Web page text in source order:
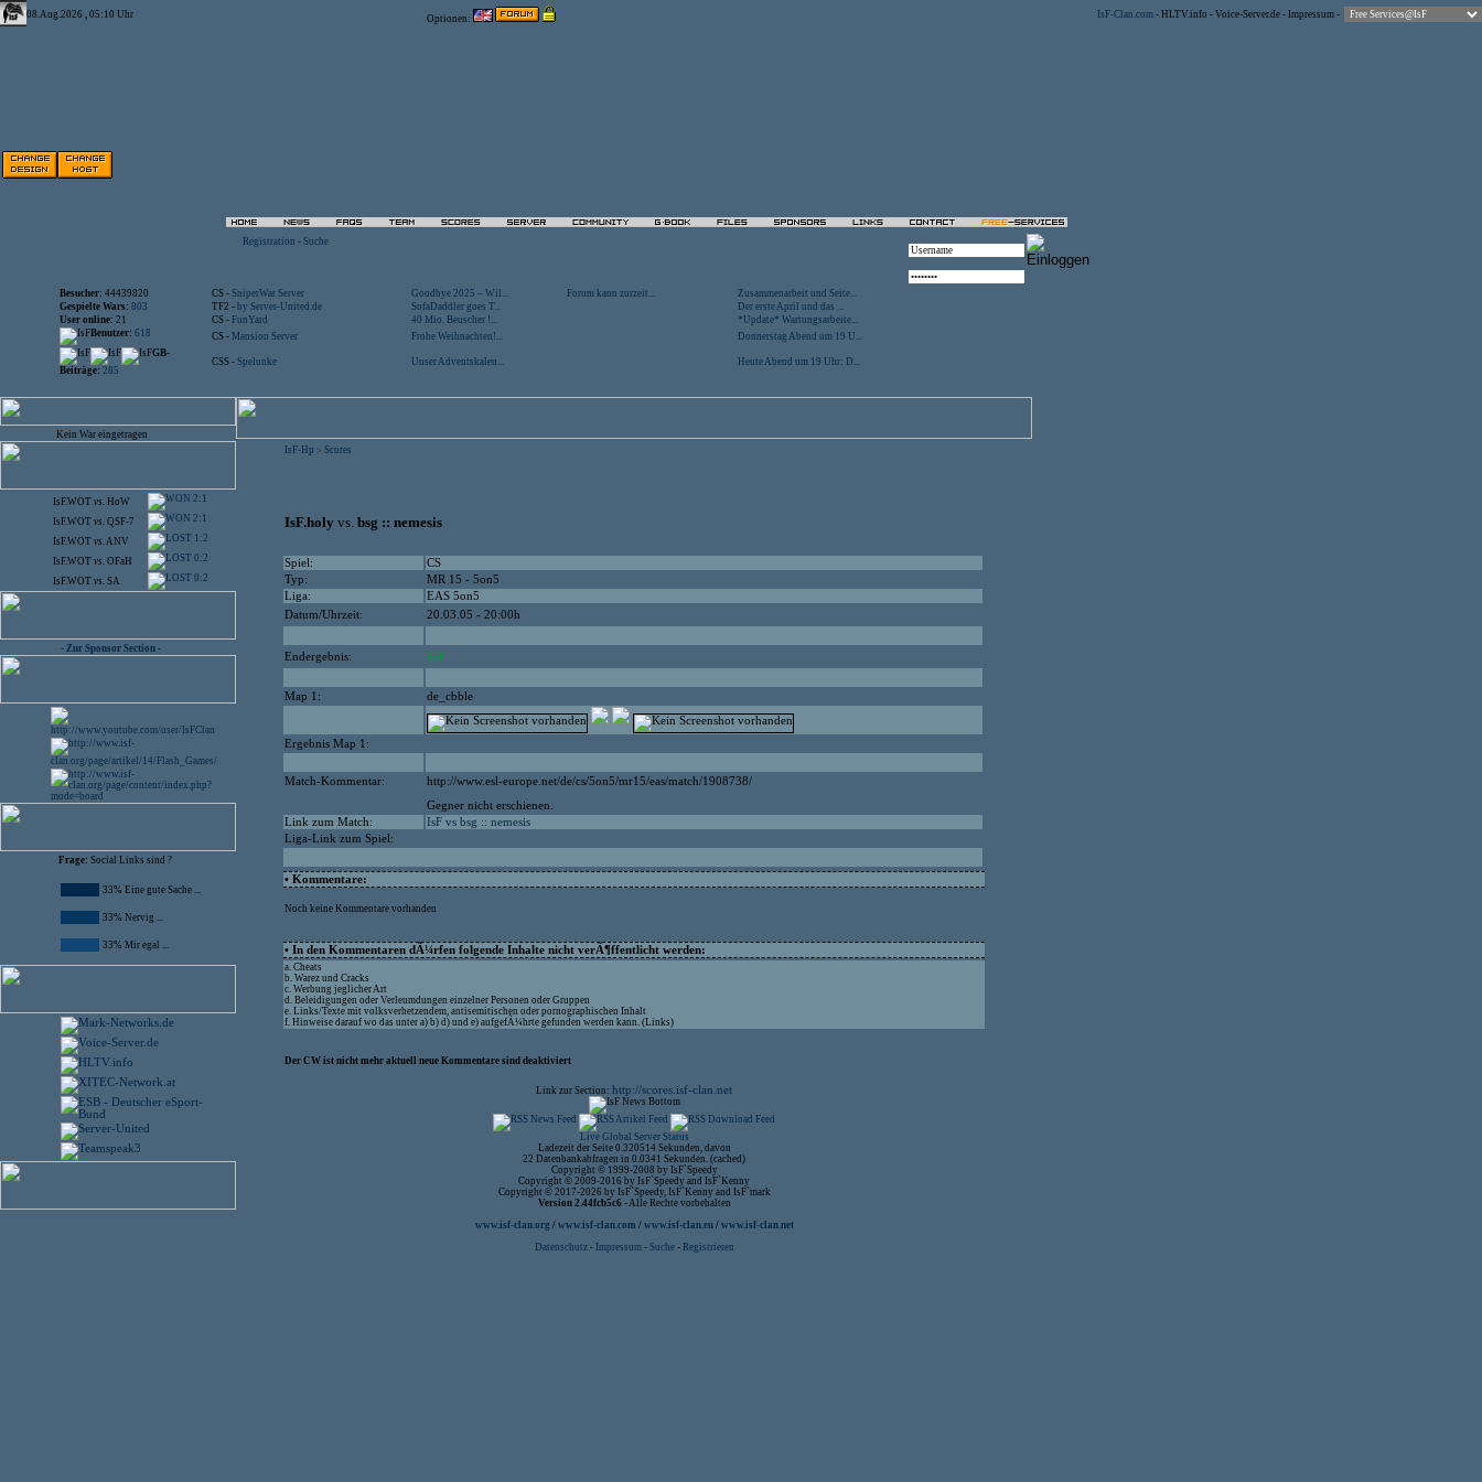
08.Aug.2026 , 05:10 Uhr Optionen: IsF-Clan.com - HLTV.info - Voice-Server.de - Impressum -
Registration - Suche
Besucher: 44439820 CS - SniperWar Server Goodbye 2025 – Wil... Forum kann zurzeit...
Zusammenarbeit und Seite...
Gespielte Wars: 803 TF2 - by Server-United.de SofaDaddler goes T...
Der erste April und das ...
User online: 21 CS - FunYard 40 Mio. Beuscher !...
*Update* Wartungsarbeite...
Benutzer: 618 CS - Mansion Server Frohe Weihnachten!...
Donnerstag Abend um 19 U...
GB-
Beiträge: 285
CSS - Spelunke Unser Adventskalen... Heute Abend um 19 Uhr: D...
Kein War eingetragen
IsF.WOT vs. HoW 2:1
IsF.WOT vs. QSF-7 2:1
IsF.WOT vs.ANV 1:2
IsF.WOT vs. OFaH 0:2
IsF.WOT vs. SA 0:2
- Zur Sponsor Section -
Frage: Social Links sind ?
33% Eine gute Sache ...
33% Nervig ...
33% Mir egal ...
IsF-Hp > Scores
IsF.holy vs. bsg :: nemesis
Spiel:
CS
Typ:
MR 15 - 5on5
Liga:
EAS 5on5
Datum/Uhrzeit:
20.03.05 - 20:00h
Endergebnis: 1:0
Map 1: de_cbble
Ergebnis Map 1:
Match-Kommentar:
http://www.esl-europe.net/de/cs/5on5/mr15/eas/match/1908738/
Gegner nicht erschienen.
Link zum Match:
IsF vs bsg :: nemesis
Liga-Link zum Spiel:
• Kommentare:
Noch keine Kommentare vorhanden
• In den Kommentaren dÃ¼rfen folgende Inhalte nicht verÃ¶ffentlicht werden:
a. Cheats
b. Warez und Cracks
c. Werbung jeglicher Art
d. Beleidigungen oder Verleumdungen einzelner Personen oder Gruppen
e. Links/Texte mit volksverhetzendem, antisemitischen oder pornographischen Inhalt
f. Hinweise darauf wo das unter a) b) d) und e) aufgefÃ¼hrte gefunden werden kann. (Links)
Der CW ist nicht mehr aktuell neue Kommentare sind deaktiviert
Link zur Section: http://scores.isf-clan.net
Live Global Server Status
Ladezeit der Seite 0.320514 Sekunden, davon
22 Datenbankabfragen in 0.0341 Sekunden. (cached)
Copyright © 1999-2008 by IsF`Speedy
Copyright © 2009-2016 by IsF`Speedy and IsF`Kenny
Copyright © 2017-2026 by IsF`Speedy, IsF`Kenny and IsF`mark
Version 2.44fcb5c6 - Alle Rechte vorbehalten
www.isf-clan.org / www.isf-clan.com / www.isf-clan.eu/ www.isf-clan.net
Datenschutz - Impressum- Suche- Registrieren